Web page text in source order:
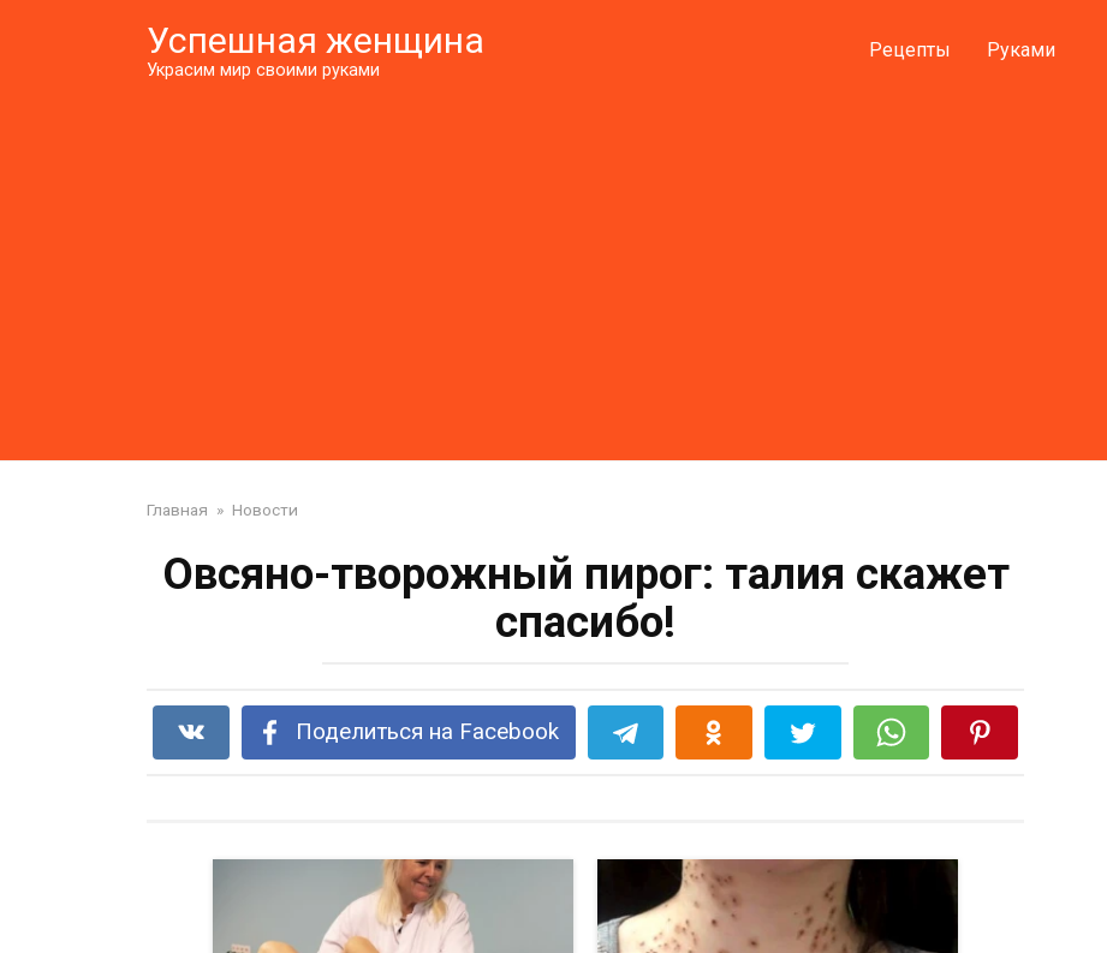
Успешная женщина
Украсим мир своими руками
Рецепты Руками
Главная » Новости
Овсяно-творожный пирог: талия скажет
спасибо!
Поделиться на Facebook